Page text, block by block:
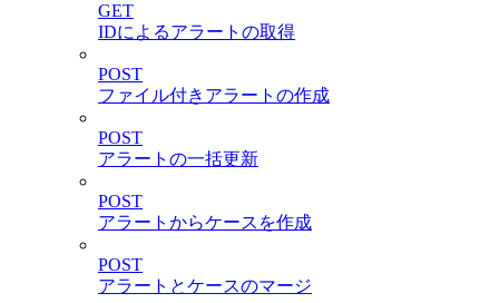
GET
IDによるアラートの取得
POST
ファイル付きアラートの作成
POST
アラートの一括更新
POST
アラートからケースを作成
POST
アラートとケースのマージ